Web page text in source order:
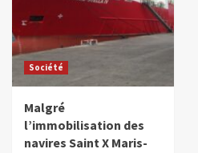
Société
Malgré
l’immobilisation des
navires Saint X Maris-